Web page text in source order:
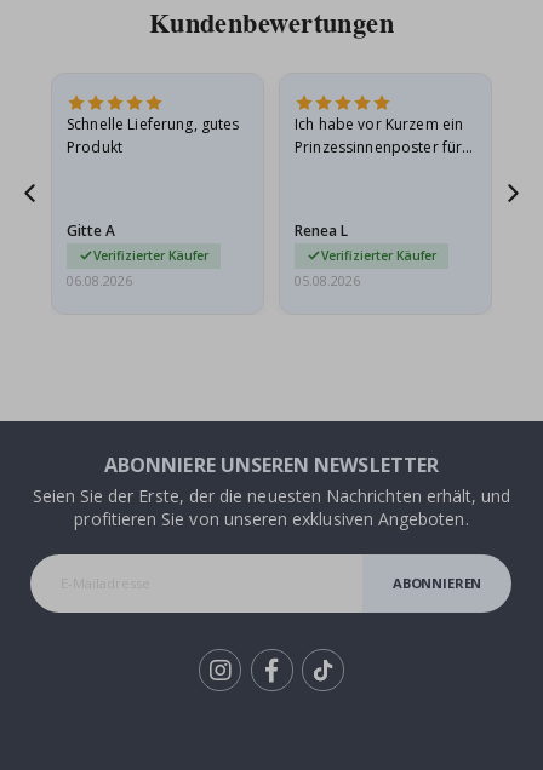
Kundenbewertungen
Schnelle Lieferung, gutes
Produkt
Gitte A
Verifizierter Käufer
06.08.2026
Ich habe vor Kurzem ein
Prinzessinnenposter für
beschädigt…
Renea L
Verifizierter Käufer
05.08.2026
ABONNIERE UNSEREN NEWSLETTER
Seien Sie der Erste, der die neuesten Nachrichten erhält, und
profitieren Sie von unseren exklusiven Angeboten.
ABONNIEREN